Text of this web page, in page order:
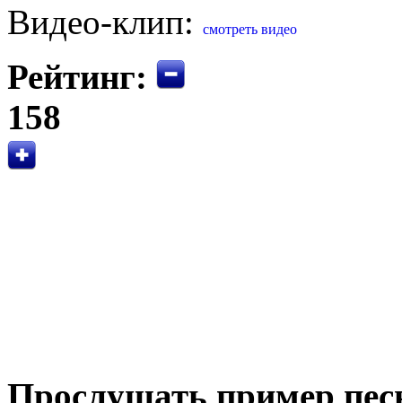
Видео-клип:
смотреть видео
Рейтинг:
158
Прослушать пример